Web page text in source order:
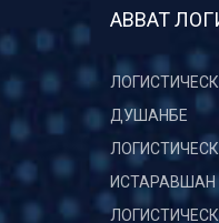
АВВАТ
ДУШАНБЕ
ИСТАРАВШАН